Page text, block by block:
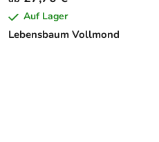
Lebensbaum Vollmond
Auf Lager